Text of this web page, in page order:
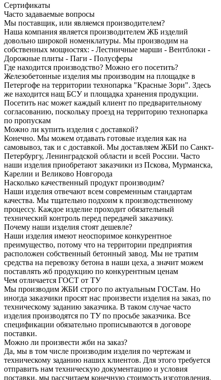
Сертификаты
Часто задаваемые вопросы
Мы поставщик, или являемся производителем?
Наша компания является производителем ЖБ изделий
довольно широкой номенклатуры. Мы производим на
собственных мощностях: - Лестничные марши - Вентблоки -
Дорожные плиты - Паги - Полусферы
Где находится производство? Можно его посетить?
Железобетонные изделия мы производим на площадке в
Петергофе на территории технопарка "Красные Зори". Здесь
же находится нащ БСУ и площадка хранения продукции.
Посетить нас может каждый клиент по предварительному
согласованию, поскольку проезд на территорию технопарка
по пропускам
Можно ли купить изделия с доставкой?
Конечно. Мы можем отдавать готовые изделия как на
самовывоз, так и с доставкой. Мы доставляем ЖБИ по Санкт-
Петербургу, Ленинградской области и всей России. Часто
наши изделия приобретают заказчики из Пскова, Мурманска,
Карелии и Великово Новгорода
Насколько качественный продукт производим?
Наши изделия отвечают всем современным стандартам
качества. Мы тщательно подхоим к производственному
процессу. Каждое изделие проходит обязательный
технический контроль перед передачей заказчику.
Почему наши изделия стоят дешевле?
Наши изделия имеют неоспоримое конкурентное
преимущество, потому что на территории предприятия
расположен собственный бетонный завод. Мы не тратим
средства на перевозку бетона в наши цеха, а значит можем
поставлять жб продукцию по конкурентным ценам
Чем отличается ГОСТ от ТУ
Мы производим ЖБИ строго по актуальным ГОСТам. Но
иногда заказчики просят нас произвести изделия на заказ, по
техническому заданию заказчика. В таком случае часто
изделия производятся по ТУ по просьбе заказчика. Все
спецификации обязательно прописываются в договоре
поставки.
Можно ли произвести жби на заказ?
Да, мы в том числе производим изделия по чертежам и
техническому заданию наших клиентов. Для этого требуется
отправить нам техническую документацию и условия
поставки, мы рассчитаем конечную стоимость изготовления.